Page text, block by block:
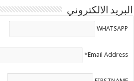
البريد الالكتروني
WHATSAPP
Email Address*